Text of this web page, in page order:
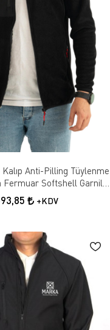
Anti-Pilling Tüylenme
Fermuar Softshell Garnili
Sweatshirt
+KDV